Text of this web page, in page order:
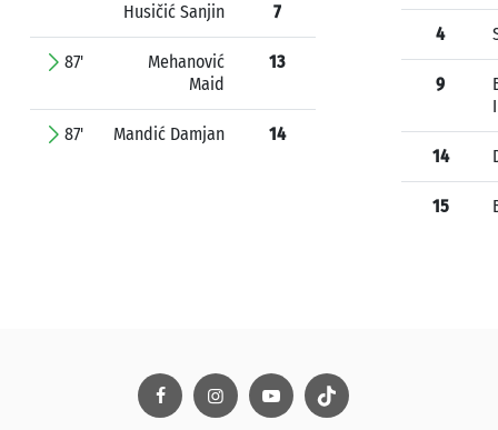
Husičić Sanjin 7
87'
Mehanović
Maid
13
87' Mandić Damjan 14
4
9
14
15